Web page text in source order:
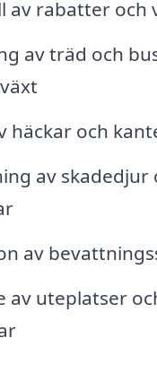
av rabatter och
av träd och
häckar och
av skadedjur
av
av uteplatser